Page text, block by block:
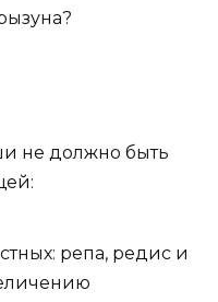
не должно быть
репа, редис и